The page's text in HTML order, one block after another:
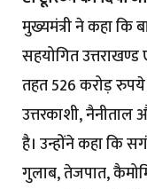
मुख्यमंत्री ने कहा कि
सहयोगित
तहत 526 करोड़ रुपये
उत्तरकाशी, नैनीताल
है। उन्होंने कहा कि
गुलाब, तेजपात,